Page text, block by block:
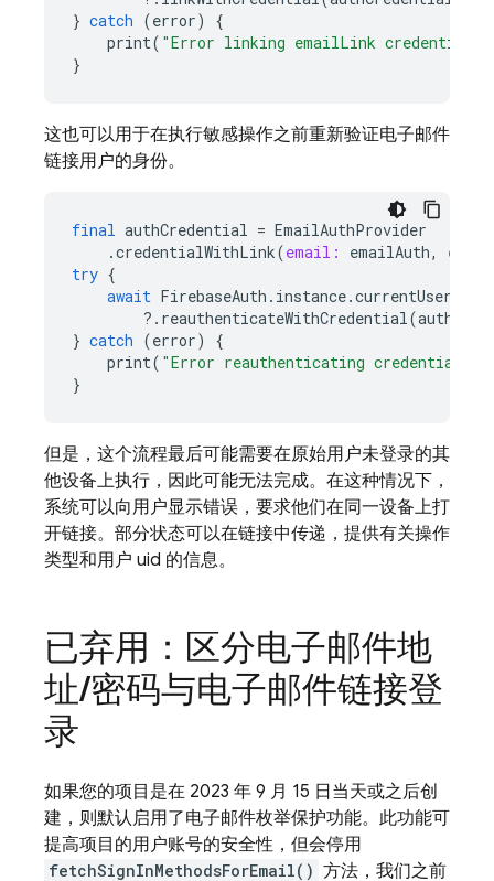
} catch (error)
{
print( "Error linking emailLink credential."
}
这也可以用于在执行敏感操作之前重新验证电子邮件
链接用户的身份。
final authCredential = EmailAuthProvider
.credentialWithLink(email: emailAuth,
try {
await FirebaseAuth . instance.currentUser
? . reauthenticateWithCredential(
} catch (error)
{
print( "Error reauthenticating credential."
}
但是，这个流程最后可能需要在原始用户未登录的其
他设备上执行，因此可能无法完成。在这种情况下，
系统可以向用户显示错误，要求他们在同一设备上打
开链接。部分状态可以在链接中传递，提供有关操作
类型和用户 uid 的信息。
已弃用：区分电子邮件地
址/密码与电子邮件链接登
录
如果您的项目是在 2023 年 9 月 15 日当天或之后创
建，则默认启用了电子邮件枚举保护功能。此功能可
提高项目的用户账号的安全性，但会停用
fetchSignInMethodsForEmail() 方法，我们之前